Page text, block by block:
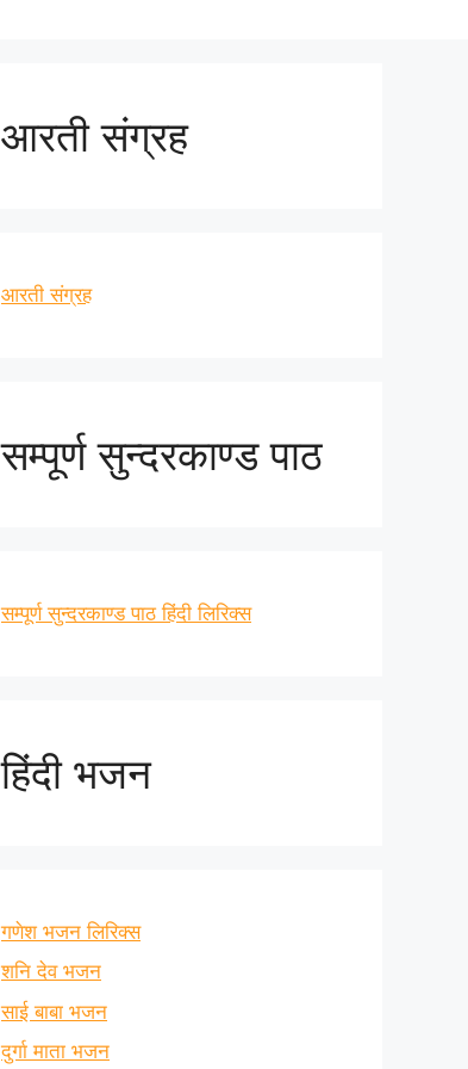
आरती संग्रह
आरती संग्रह
सम्पूर्ण सुन्दरकाण्ड पाठ
सम्पूर्ण सुन्दरकाण्ड पाठ हिंदी लिरिक्स
हिंदी भजन
गणेश भजन लिरिक्स
शनि देव भजन
साई बाबा भजन
दुर्गा माता भजन